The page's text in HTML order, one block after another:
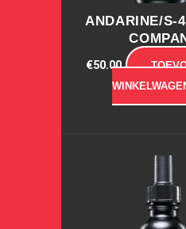
ANDARINE/S-
€50.00